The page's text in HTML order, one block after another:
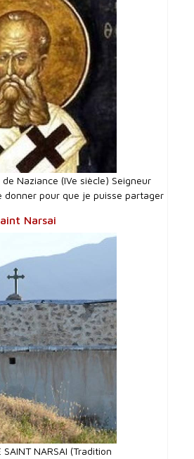
Naziance (IVe siècle) Seigneur
donner pour que je puisse partager
Narsai
SAINT NARSAI (Tradition